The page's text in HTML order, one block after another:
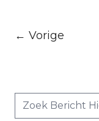
← Vorige